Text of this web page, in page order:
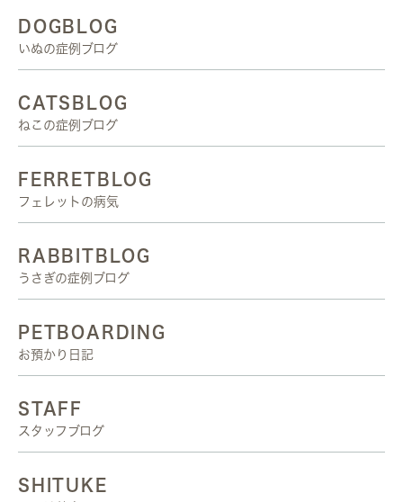
DOGBLOG
いぬの症例ブログ
CATSBLOG
ねこの症例ブログ
FERRETBLOG
フェレットの病気
RABBITBLOG
うさぎの症例ブログ
PETBOARDING
お預かり日記
STAFF
スタッフブログ
SHITUKE